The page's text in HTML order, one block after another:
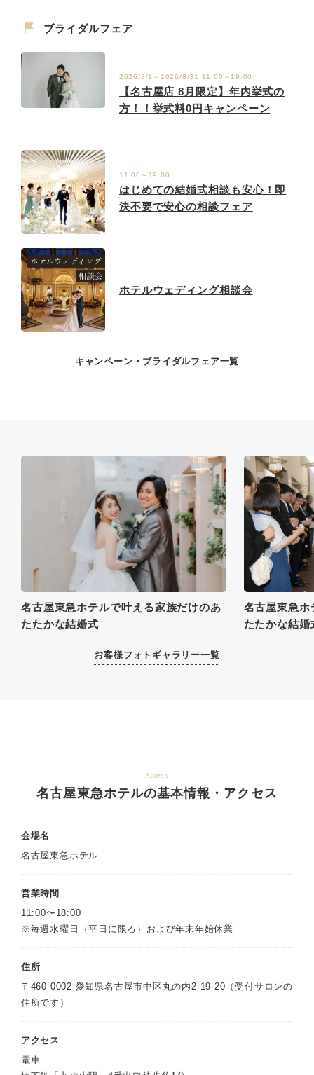
ブライダルフェア
2026/8/1～2026/8/31 11:00～19:00
【名古屋店 8月限定】年内挙式の
方！！挙式料0円キャンペーン
11:00～19:00
はじめての結婚式相談も安心！即
決不要で安心の相談フェア
ホテルウェディング相談会
キャンペーン・ブライダルフェア一覧
名古屋東急ホテルで叶える家族だけのあ
たたかな結婚式
名古屋東急
たたかな結婚
お客様フォトギャラリー一覧
Access
名古屋東急ホテルの基本情報・アクセス
会場名
名古屋東急ホテル
営業時間
11:00〜18:00
※毎週水曜日（平日に限る）および年末年始休業
住所
〒460-0002 愛知県名古屋市中区丸の内2-19-20（受付サロンの
住所です）
アクセス
電車